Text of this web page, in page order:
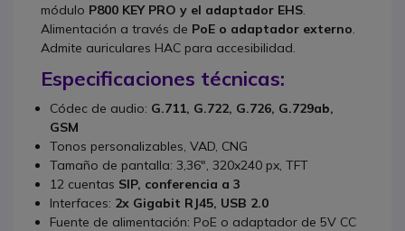
módulo P800 KEY PRO y el adaptador EHS
Alimentación a través de PoE o adaptador externo
Admite auriculares HAC para accesibilidad.
Especificaciones técnicas:
Códec de audio: G.711, G.722, G.726, G.729ab,
GSM
Tonos personalizables, VAD, CNG
Tamaño de pantalla: 3,36", 320x240 px, TFT
12 cuentas SIP, conferencia a 3
Interfaces: 2x Gigabit RJ45, USB 2.0
Fuente de alimentación: PoE o adaptador de 5V CC